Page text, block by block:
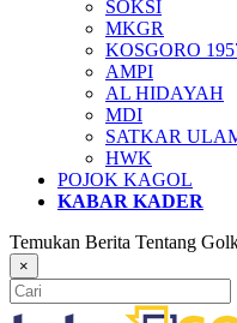
SOKSI
MKGR
KOSGORO
AMPI
AL HIDAYAH
MDI
SATKAR
HWK
POJOK KAGOL
KABAR KADER
Temukan Berita Tentang
×